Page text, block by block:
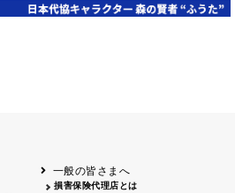
鳥取砂丘一斉清掃 鳥取
一般の皆さまへ
損害保険代理店とは